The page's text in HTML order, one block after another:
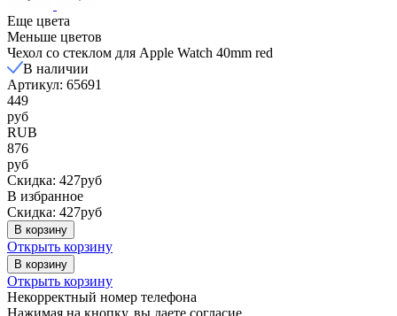
Еще цвета
Меньше цветов
Чехол со стеклом для Apple Watch 40mm red
В наличии
Артикул: 65691
449
руб
RUB
876
руб
Скидка: 427руб
В избранное
Скидка: 427руб
В корзину
Открыть корзину
В корзину
Открыть корзину
Некорректный номер телефона
Нажимая на кнопку, вы даете согласие